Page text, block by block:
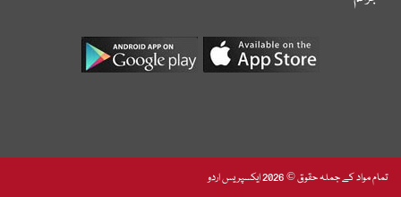
تمام مواد کے جملہ حقوق © 2026 ایکسپریس اردو